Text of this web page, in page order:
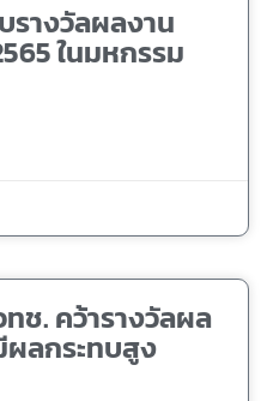
รางวัลผลงาน
ในมหกรรม
ช. คว้ารางวัลผล
ลกระทบสูง